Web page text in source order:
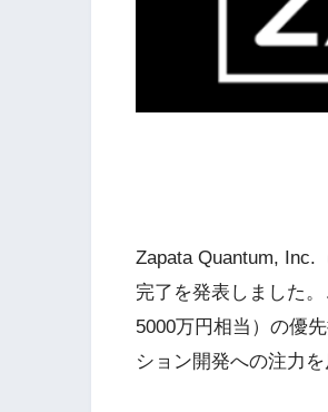
Zapata Quantum, Inc.
完了を発表しました
5000万円相当）の優
ション開発への注力